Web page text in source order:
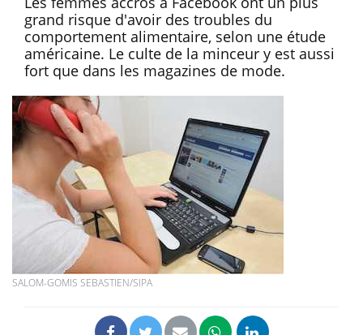
grand risque d'avoir des troubles du
comportement alimentaire, selon une étude
américaine. Le culte de la minceur y est aussi
fort que dans les magazines de mode.
SALOM-GOMIS SEBASTIEN/SIPA